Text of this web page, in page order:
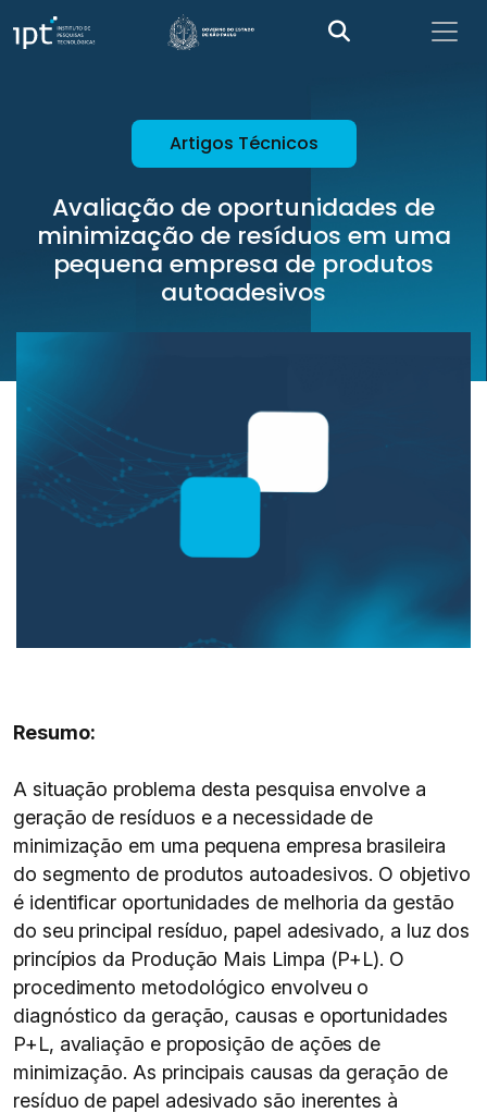
Artigos Técnicos
Avaliação de oportunidades de
minimização de resíduos em uma
pequena empresa de produtos
autoadesivos
Resumo:
A situação problema desta pesquisa envolve a
geração de resíduos e a necessidade de
minimização em uma pequena empresa brasileira
do segmento de produtos autoadesivos. O objetivo
é identificar oportunidades de melhoria da gestão
do seu principal resíduo, papel adesivado, a luz dos
princípios da Produção Mais Limpa (P+L). O
procedimento metodológico envolveu o
diagnóstico da geração, causas e oportunidades
P+L, avaliação e proposição de ações de
minimização. As principais causas da geração de
resíduo de papel adesivado são inerentes à